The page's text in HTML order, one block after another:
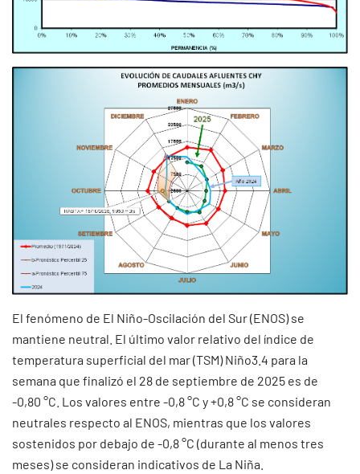
El fenómeno de El Niño-Oscilación del Sur (ENOS) se
mantiene neutral. El último valor relativo del índice de
temperatura superficial del mar (TSM) Niño3.4 para la
semana que finalizó el 28 de septiembre de 2025 es de
-0,80 °C. Los valores entre -0,8 °C y +0,8 °C se consideran
neutrales respecto al ENOS, mientras que los valores
sostenidos por debajo de -0,8 °C (durante al menos tres
meses) se consideran indicativos de La Niña.